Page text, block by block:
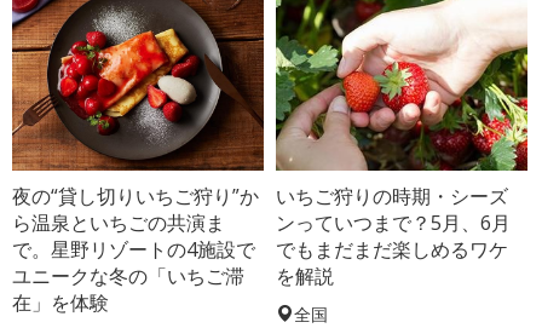
夜の“貸し切りいちご狩り”か
ら温泉といちごの共演ま
で。星野リゾートの4施設で
ユニークな冬の「いちご滞
在」を体験
いちご狩りの時期・シーズ
ンっていつまで？5月、6月
でもまだまだ楽しめるワケ
を解説
全国